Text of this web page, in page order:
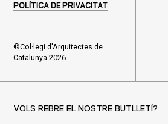
POLÍTICA DE PRIVACITAT
©Col·legi d'Arquitectes de
Catalunya 2026
VOLS REBRE EL NOSTRE BUTLLETÍ?